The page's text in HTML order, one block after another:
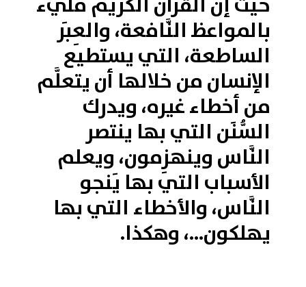
بالمواعظ النَّافعة، والعِبَر
الساطعة، التي يستطيع
الإنسان من خلالها أن يتعلَّم
من أخطاء غيره، ويدرك
السُّنَن التي بها ينتصر
النَّاس وينهزِمون، ويعلم
الأسباب التي بها يَنجو
النَّاس، والأخطاء التي بها
يهلكون...، وهكذا.